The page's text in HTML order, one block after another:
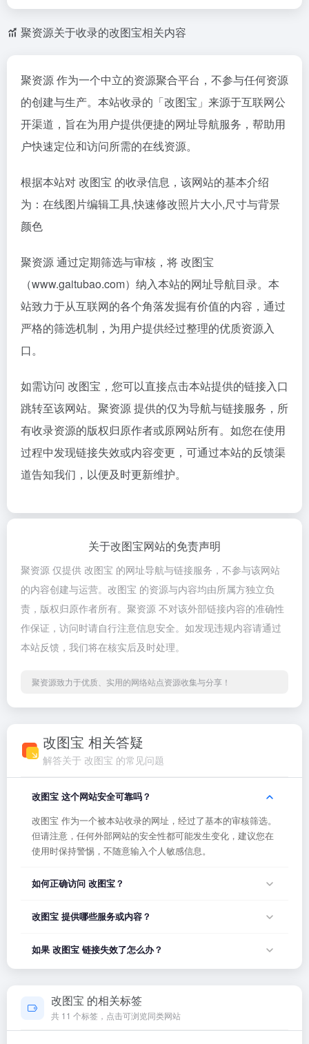
聚资源关于收录的改图宝相关内容
聚资源 作为一个中立的资源聚合平台，不参与任何资源
的创建与生产。本站收录的「改图宝」来源于互联网公
开渠道，旨在为用户提供便捷的网址导航服务，帮助用
户快速定位和访问所需的在线资源。
根据本站对 改图宝 的收录信息，该网站的基本介绍
为：在线图片编辑工具,快速修改照片大小,尺寸与背景
颜色
聚资源 通过定期筛选与审核，将 改图宝
（www.gaitubao.com）纳入本站的网址导航目录。本
站致力于从互联网的各个角落发掘有价值的内容，通过
严格的筛选机制，为用户提供经过整理的优质资源入
口。
如需访问 改图宝，您可以直接点击本站提供的链接入口
跳转至该网站。聚资源 提供的仅为导航与链接服务，所
有收录资源的版权归原作者或原网站所有。如您在使用
过程中发现链接失效或内容变更，可通过本站的反馈渠
道告知我们，以便及时更新维护。
关于改图宝网站的免责声明
聚资源 仅提供 改图宝 的网址导航与链接服务，不参与该网站
的内容创建与运营。改图宝 的资源与内容均由所属方独立负
责，版权归原作者所有。聚资源 不对该外部链接内容的准确性
作保证，访问时请自行注意信息安全。如发现违规内容请通过
本站反馈，我们将在核实后及时处理。
聚资源致力于优质、实用的网络站点资源收集与分享！
改图宝 相关答疑
解答关于 改图宝 的常见问题
改图宝 这个网站安全可靠吗？
改图宝 作为一个被本站收录的网址，经过了基本的审核筛选。
但请注意，任何外部网站的安全性都可能发生变化，建议您在
使用时保持警惕，不随意输入个人敏感信息。
如何正确访问 改图宝？
者在浏览器地址栏输入正确的网址。如果遇到无法访问的情
试。
改图宝 提供哪些服务或内容？
平台，致力于帮助用户发现和整理优质网站资源，具体网站的
内容与服务由该网站运营方负责。
如果 改图宝 链接失效了怎么办？
如果发现链接无法打开或内容已变更，您可以使用页面上的
确保导航链接的准确性和有效性。
改图宝 的相关标签
共 11 个标签，点击可浏览同类网站